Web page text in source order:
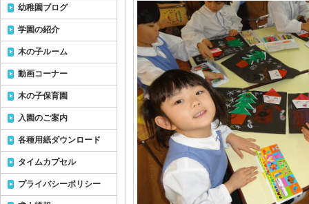
幼稚園ブログ
学園の紹介
木の子ルーム
動画コーナー
木の子保育園
入園のご案内
各種用紙ダウンロード
タイムカプセル
プライバシーポリシー